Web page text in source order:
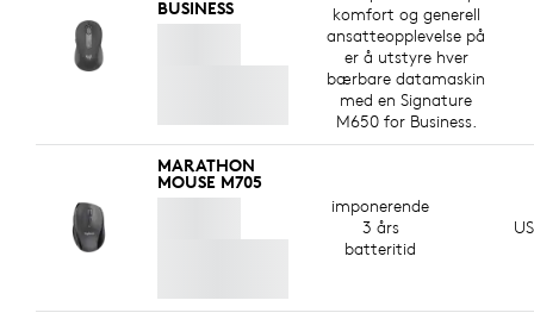
BUSINESS
komfort og generell
ansatteopplevelse på
er å utstyre hver
bærbare datamaskin
med en Signature
M650 for Business.
MARATHON
MOUSE M705
imponerende
3 års
batteritid